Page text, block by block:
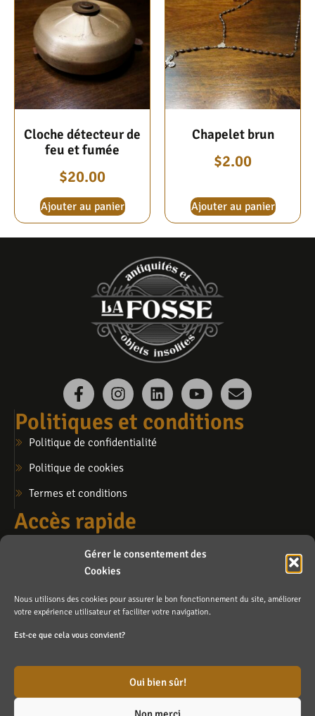
Gérer le consentement des
Cookies
Nous utilisons des cookies pour assurer le bon fonctionnement du site, améliorer
votre expérience utilisateur et faciliter votre navigation.
Est-ce que cela vous convient?
Oui bien sûr!
Cloche détecteur de
feu et fumée
$20.00
Ajouter au panier
Chapelet brun
$2.00
Ajouter au panier
Politiques et conditions
Politique de confidentialité
Politique de cookies
Termes et conditions
Accès rapide
Ma liste de souhaits
Contactez-nous
info@lafosse.ca